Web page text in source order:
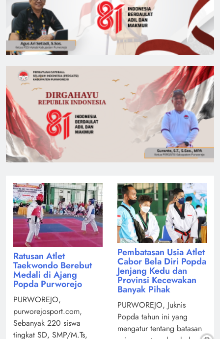
Ratusan Atlet
Taekwondo Berebut
Medali di Ajang
Popda Purworejo
PURWOREJO,
purworejosport.com,
Sebanyak 220 siswa
tingkat SD, SMP/M.Ts,
Pembatasan Usia Atlet
Cabor Bela Diri Popda
Jenjang Kedu dan
Provinsi Kecewakan
Banyak Pihak
PURWOREJO, Juknis
Popda tahun ini yang
mengatur tentang batasan